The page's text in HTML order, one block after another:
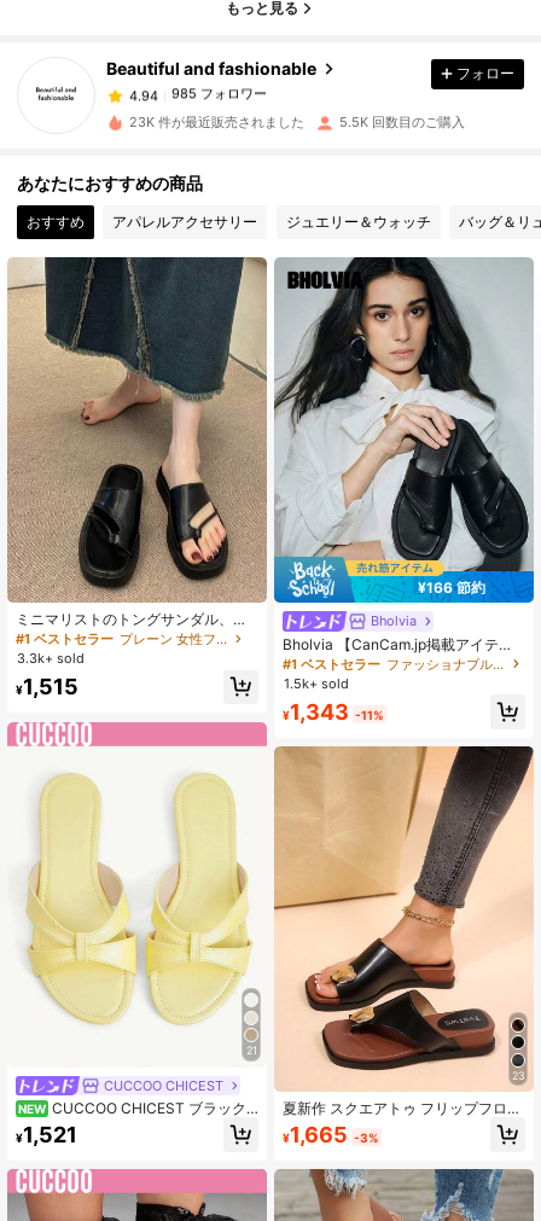
もっと見る
Beautiful and fashionable
985 フォロワー
4.94 985 フォロワー
4.94 985 フォロワー
4.94 985 フォロワー
4.94 985 フォロワー
4.94 985 フォロワー
4.94 985 フォロワー
985 フォロワー
フォロー
23K 件が最近販売されました 5.5K 回数目のご購入
あなたにおすすめの商品
おすすめ アパレルアクセサリー ジュエリー＆ウォッチ バッグ＆リ
ミニマリストのトングサンダル、フ
ァッションサンダル、春夏のアウト
フィット
#1 ベストセラー
プレーン 女性フラットサンダル
3.3k+ sold
¥1,515
21
CUCCOO CHICEST
NEW CUCCOO CHICEST ブラック
クロスストラップサンダル レディー
ス シンプル 韓国風 フラット底 スリ
¥1,521
¥166 節約
Bholvia
Bholvia 【CanCam.jp掲載アイテ
ム】女性 ミニマリストトングサンダ
ル、ファッションサンダル
#1 ベストセラー
ファッショナブル 女性フラットサンダル
1.5k+ sold
¥1,343 -11%
23
夏新作 スクエアトゥ フリップフロッ
プ レディース、多用途 滑り止め ソ
フトソール スリッポンサンダル ビー
ン、サンダル、フラット
¥1,665 -3%